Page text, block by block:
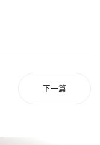
下一篇